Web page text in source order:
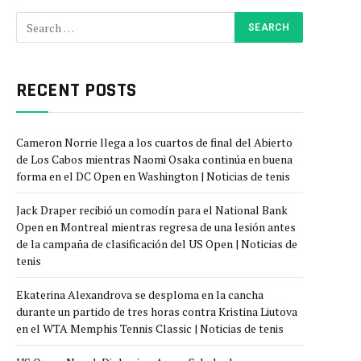
RECENT POSTS
Cameron Norrie llega a los cuartos de final del Abierto
de Los Cabos mientras Naomi Osaka continúa en buena
forma en el DC Open en Washington | Noticias de tenis
Jack Draper recibió un comodín para el National Bank
Open en Montreal mientras regresa de una lesión antes
de la campaña de clasificación del US Open | Noticias de
tenis
Ekaterina Alexandrova se desploma en la cancha
durante un partido de tres horas contra Kristina Liutova
en el WTA Memphis Tennis Classic | Noticias de tenis